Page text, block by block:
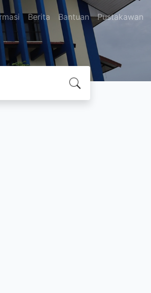
Berita Bantuan Pustakawan